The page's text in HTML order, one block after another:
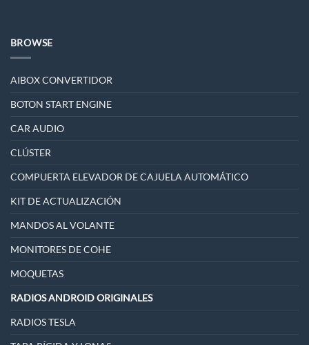
BROWSE
AIBOX CONVERTIDOR
BOTON START ENGINE
CAR AUDIO
CLÚSTER
COMPUERTA ELEVADOR DE CAJUELA AUTOMÁTICO
KIT DE ACTUALIZACIÓN
MANDOS AL VOLANTE
MONITORES DE COHE
MOQUETAS
RADIOS ANDROID ORIGINALES
RADIOS TESLA